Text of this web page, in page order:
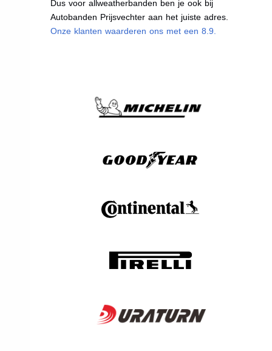
Dus voor allweatherbanden ben je ook bij
Autobanden Prijsvechter aan het juiste adres.
Onze klanten waarderen ons met een 8.9.